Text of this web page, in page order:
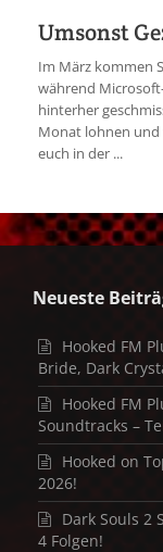
Impressum
Jobs
Umsonst
Im März kommen
während
hinterher
Monat lohnen und
euch in der ...
Neueste
Hooked FM
Bride, Dark
Hooked FM
Soundtracks –
Hooked on
2026!
Dark Souls 2
4 Folgen!